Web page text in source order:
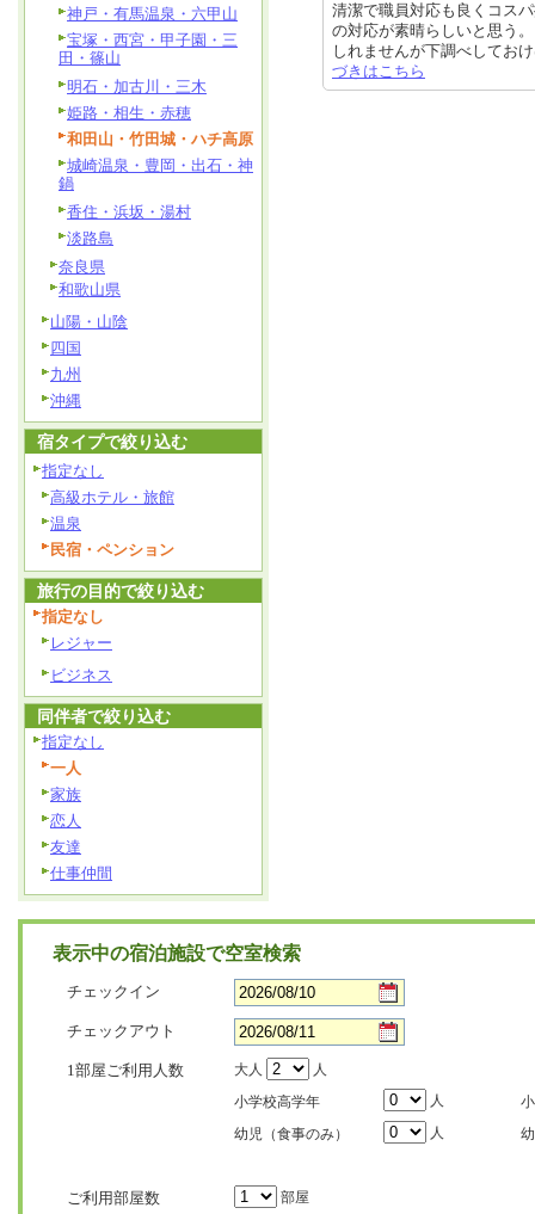
清潔で職員対応も良くコス
の対応が素晴らしいと思う
しれませんが下調べしてお
づきはこちら
神戸・有馬温泉・六甲山
宝塚・西宮・甲子園・三
田・篠山
明石・加古川・三木
姫路・相生・赤穂
和田山・竹田城・ハチ高原
城崎温泉・豊岡・出石・神
鍋
香住・浜坂・湯村
淡路島
奈良県
和歌山県
山陽・山陰
四国
九州
沖縄
宿タイプで絞り込む
指定なし
高級ホテル・旅館
温泉
民宿・ペンション
旅行の目的で絞り込む
指定なし
レジャー
ビジネス
同伴者で絞り込む
指定なし
一人
家族
恋人
友達
仕事仲間
表示中の宿泊施設で空室検索
チェックイン
チェックアウト
1部屋ご利用人数 大人
人
小学校高学年
人
幼児（食事のみ）
人
ご利用部屋数 部屋